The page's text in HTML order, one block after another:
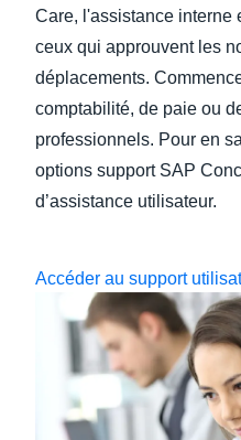
Care, l'assistance interne
ceux qui approuvent les
déplacements.
comptabilité, de paie ou
professionnels. Pour en
options support SAP
d’assistance utilisateur.
Accéder au support